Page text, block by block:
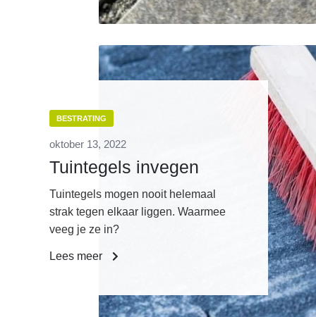
BESTRATING
oktober 13, 2022
Tuintegels invegen
Tuintegels mogen nooit helemaal
strak tegen elkaar liggen. Waarmee
veeg je ze in?
Lees meer